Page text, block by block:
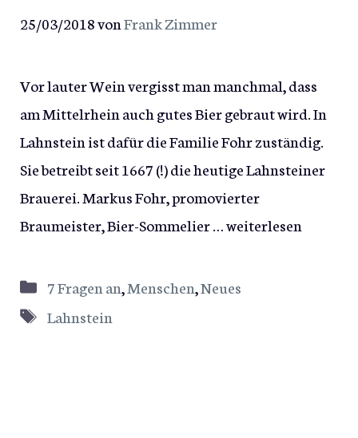
25/03/2018vonFrank Zimmer
Vor lauter Wein vergisst man manchmal, dass
am Mittelrhein auch gutes Bier gebraut wird. In
Lahnstein ist dafür die Familie Fohr zuständig.
Sie betreibt seit 1667 (!) die heutige Lahnsteiner
Brauerei. Markus Fohr, promovierter
Braumeister, Bier-Sommelier …weiterlesen
Kategorien
7 Fragen an,Menschen,Neues
Schlagwörter
Lahnstein